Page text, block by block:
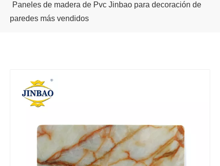
Paneles de madera de Pvc Jinbao para decoración de
paredes más vendidos